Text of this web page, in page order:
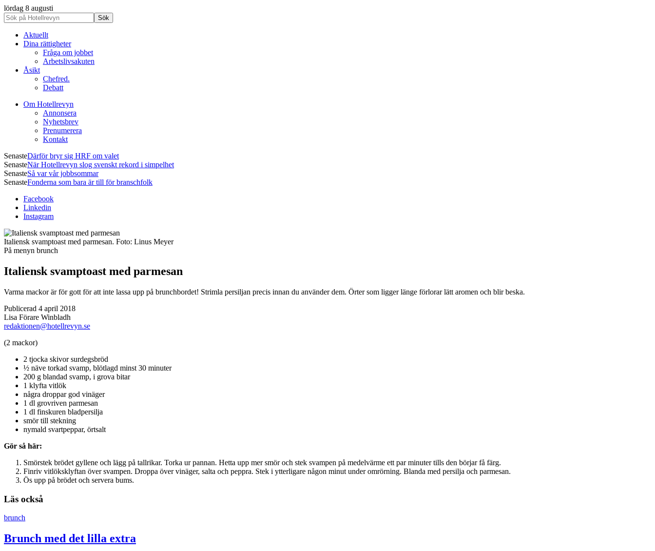
lördag 8 augusti
Aktuellt
Dina rättigheter
Fråga om jobbet
Arbetslivsakuten
Åsikt
Chefred.
Debatt
Om Hotellrevyn
Annonsera
Nyhetsbrev
Prenumerera
Kontakt
SenasteDärför bryr sig HRF om valet
SenasteNär Hotellrevyn slog svenskt rekord i simpelhet
SenasteSå var vår jobbsommar
SenasteFonderna som bara är till för branschfolk
Facebook
Linkedin
Instagram
Italiensk svamptoast med parmesan. Foto: Linus Meyer
På menyn brunch
Italiensk svamptoast med parmesan
Varma mackor är för gott för att inte lassa upp på brunchbordet! Strimla persiljan precis innan du använder dem. Örter som ligger länge förlorar lätt aromen och blir beska.
Publicerad 4 april 2018
Lisa Förare Winbladh
redaktionen@hotellrevyn.se
(2 mackor)
2 tjocka skivor surdegsbröd
½ näve torkad svamp, blötlagd minst 30 minuter
200 g blandad svamp, i grova bitar
1 klyfta vitlök
några droppar god vinäger
1 dl grovriven parmesan
1 dl finskuren bladpersilja
smör till stekning
nymald svartpeppar, örtsalt
Gör så här:
Smörstek brödet gyllene och lägg på tallrikar. Torka ur pannan. Hetta upp mer smör och stek svampen på medelvärme ett par minuter tills den börjar få färg.
Finriv vitlöksklyftan över svampen. Droppa över vinäger, salta och peppra. Stek i ytterligare någon minut under omrörning. Blanda med persilja och parmesan.
Ös upp på brödet och servera bums.
Läs också
brunch
Brunch med det lilla extra